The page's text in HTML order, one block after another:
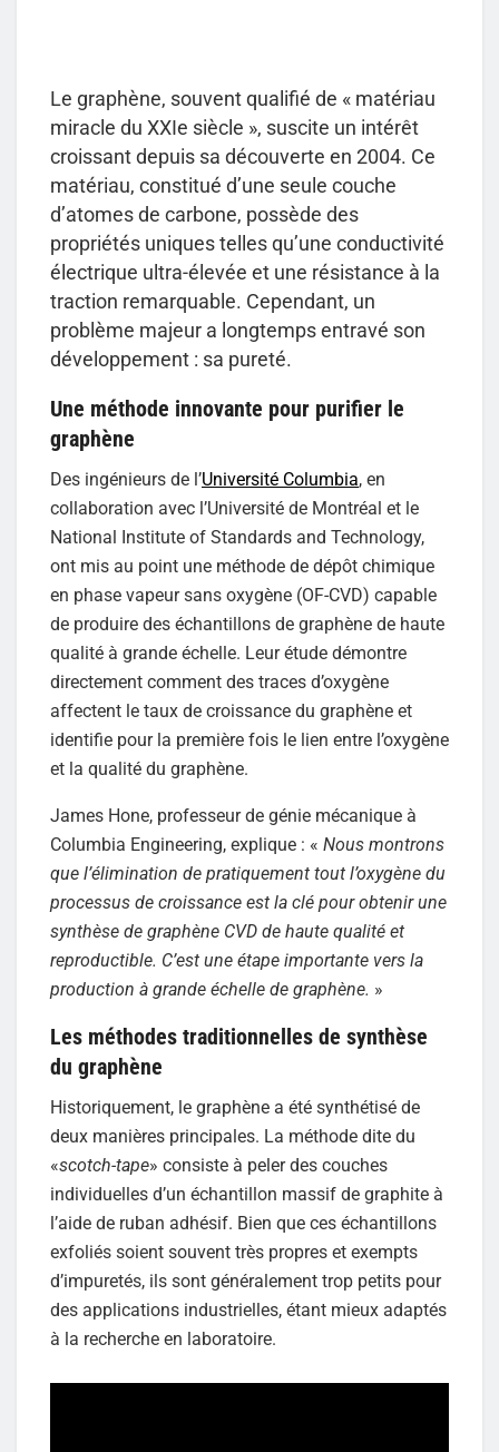
Le graphène, souvent qualifié de « matériau
miracle du XXIe siècle », suscite un intérêt
croissant depuis sa découverte en 2004. Ce
matériau, constitué d’une seule couche
d’atomes de carbone, possède des
propriétés uniques telles qu’une conductivité
électrique ultra-élevée et une résistance à la
traction remarquable. Cependant, un
problème majeur a longtemps entravé son
développement : sa pureté.
Une méthode innovante pour purifier le
graphène
Des ingénieurs de l’Université Columbia, en
collaboration avec l’Université de Montréal et le
National Institute of Standards and Technology,
ont mis au point une méthode de dépôt chimique
en phase vapeur sans oxygène (OF-CVD) capable
de produire des échantillons de graphène de haute
qualité à grande échelle. Leur étude démontre
directement comment des traces d’oxygène
affectent le taux de croissance du graphène et
identifie pour la première fois le lien entre l’oxygène
et la qualité du graphène.
James Hone, professeur de génie mécanique à
Columbia Engineering, explique : « Nous montrons
que l’élimination de pratiquement tout l’oxygène du
processus de croissance est la clé pour obtenir une
synthèse de graphène CVD de haute qualité et
reproductible. C’est une étape importante vers la
production à grande échelle de graphène. »
Les méthodes traditionnelles de synthèse
du graphène
Historiquement, le graphène a été synthétisé de
deux manières principales. La méthode dite du
«scotch-tape» consiste à peler des couches
individuelles d’un échantillon massif de graphite à
l’aide de ruban adhésif. Bien que ces échantillons
exfoliés soient souvent très propres et exempts
d’impuretés, ils sont généralement trop petits pour
des applications industrielles, étant mieux adaptés
à la recherche en laboratoire.